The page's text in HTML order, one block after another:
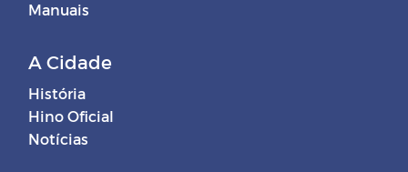
Manuais
A Cidade
História
Hino Oficial
Notícias